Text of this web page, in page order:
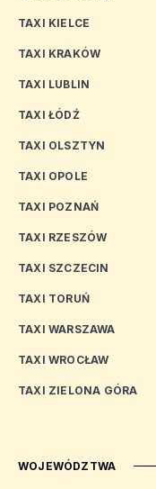
TAXI KIELCE
TAXI KRAKÓW
TAXI LUBLIN
TAXI ŁÓDŹ
TAXI OLSZTYN
TAXI OPOLE
TAXI POZNAŃ
TAXI RZESZÓW
TAXI SZCZECIN
TAXI TORUŃ
TAXI WARSZAWA
TAXI WROCŁAW
TAXI ZIELONA GÓRA
WOJEWÓDZTWA